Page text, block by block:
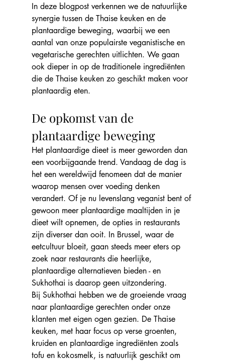
In deze blogpost verkennen we de natuurlijke
synergie tussen de Thaise keuken en de
plantaardige beweging, waarbij we een
aantal van onze populairste veganistische en
vegetarische gerechten uitlichten. We gaan
ook dieper in op de traditionele ingrediënten
die de Thaise keuken zo geschikt maken voor
plantaardig eten.
De opkomst van de
plantaardige beweging
Het plantaardige dieet is meer geworden dan
een voorbijgaande trend. Vandaag de dag is
het een wereldwijd fenomeen dat de manier
waarop mensen over voeding denken
verandert. Of je nu levenslang veganist bent of
gewoon meer plantaardige maaltijden in je
dieet wilt opnemen, de opties in restaurants
zijn diverser dan ooit. In Brussel, waar de
eetcultuur bloeit, gaan steeds meer eters op
zoek naar restaurants die heerlijke,
plantaardige alternatieven bieden - en
Sukhothai is daarop geen uitzondering.
Bij Sukhothai hebben we de groeiende vraag
naar plantaardige gerechten onder onze
klanten met eigen ogen gezien. De Thaise
keuken, met haar focus op verse groenten,
kruiden en plantaardige ingrediënten zoals
tofu en kokosmelk, is natuurlijk geschikt om